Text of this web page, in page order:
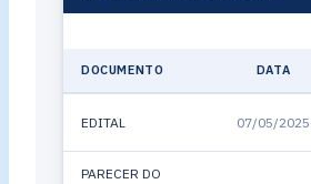
DOCUMENTO DATA
EDITAL 07/05/2025
PARECER DO